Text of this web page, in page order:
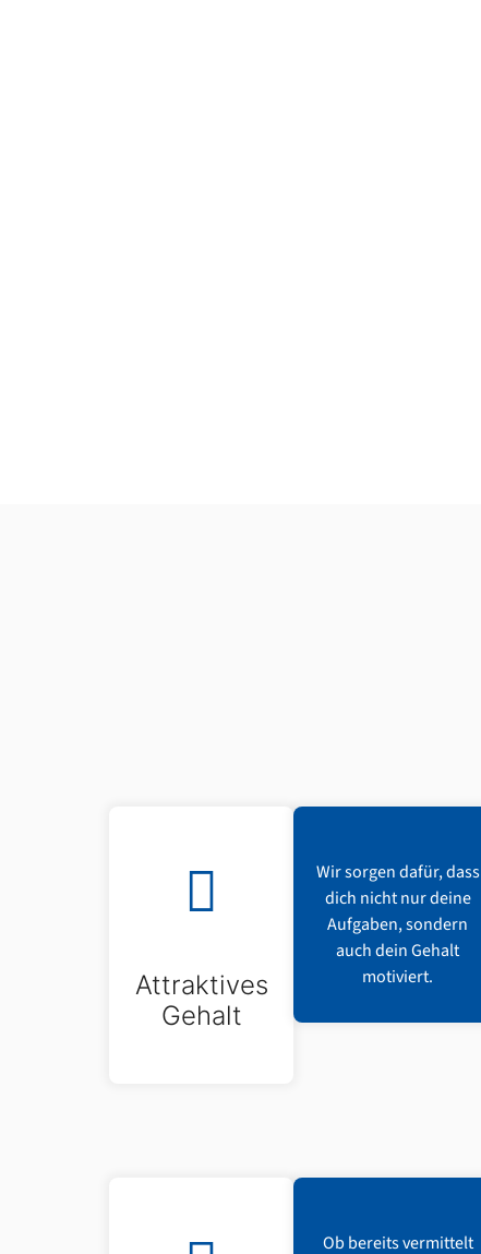
Attraktives
Gehalt
Wir sorgen dafür, dass
dich nicht nur deine
Aufgaben, sondern
auch dein Gehalt
motiviert.
Ob bereits vermittelt